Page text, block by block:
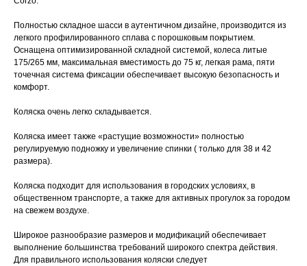
Полностью складное шасси в аутентичном дизайне, производится из
легкого профилированного сплава с порошковым покрытием.
Оснащена оптимизированной складной системой, колеса литые
175/265 мм, максимальная вместимость до 75 кг, легкая рама, пяти
точечная система фиксации обеспечивает высокую безопасность и
комфорт.
Коляска очень легко складывается.
Коляска имеет также «растущие возможности» полностью
регулируемую подножку и увеличение спинки ( только для 38 и 42
размера).
Коляска подходит для использования в городских условиях, в
общественном транспорте, а также для активных прогулок за городом
на свежем воздухе.
Широкое разнообразие размеров и модификаций обеспечивает
выполнение большинства требований широкого спектра действия.
Для правильного использования коляски следует